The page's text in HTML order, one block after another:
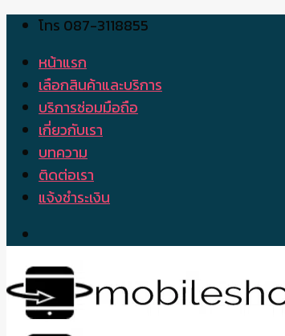
Skip
content
โทร 087-3118855
หน้าแรก
เลือกสินค้าและบริการ
บริการซ่อมมือถือ
เกี่ยวกับเรา
บทความ
ติดต่อเรา
แจ้งชำระเงิน